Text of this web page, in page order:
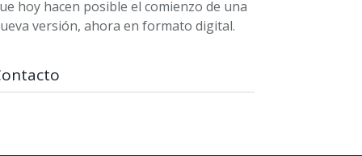
hoy hacen posible el comienzo de una
versión, ahora en formato digital.